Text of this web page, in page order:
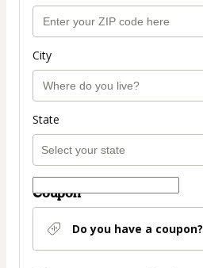
City
State
Coupon
Do you have a coupon?